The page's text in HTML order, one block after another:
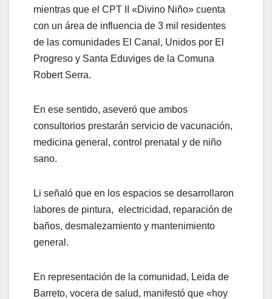
mientras que el CPT II «Divino Niño» cuenta
con un área de influencia de 3 mil residentes
de las comunidades El Canal, Unidos por El
Progreso y Santa Eduviges de la Comuna
Robert Serra.
En ese sentido, aseveró que ambos
consultorios prestarán servicio de vacunación,
medicina general, control prenatal y de niño
sano.
Li señaló que en los espacios se desarrollaron
labores de pintura, electricidad, reparación de
baños, desmalezamiento y mantenimiento
general.
En representación de la comunidad, Leida de
Barreto, vocera de salud, manifestó que «hoy